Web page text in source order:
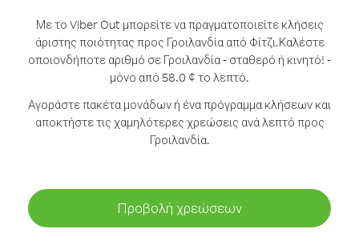
Με το Viber Out μπορείτε να πραγματοποιείτε κλήσεις
άριστης ποιότητας προς Γροιλανδία από Φίτζι.Καλέστε
οποιονδήποτε αριθμό σε Γροιλανδία - σταθερό ή κινητό! -
μόνο από 58.0 ¢ το λεπτό.
Αγοράστε πακέτα μονάδων ή ένα πρόγραμμα κλήσεων και
αποκτήστε τις χαμηλότερες χρεώσεις ανά λεπτό προς
Γροιλανδία.
Προβολή χρεώσεων